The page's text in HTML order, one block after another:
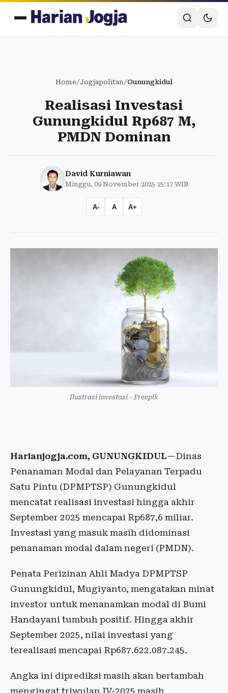
Home/Jogjapolitan/Gunungkidul
Realisasi Investasi
Gunungkidul Rp687 M,
PMDN Dominan
David Kurniawan
Minggu, 09 November 2025 15:17 WIB
A- A A+
Ilustrasi investasi - Freepik
Harianjogja.com, GUNUNGKIDUL—Dinas
Penanaman Modal dan Pelayanan Terpadu
Satu Pintu (DPMPTSP) Gunungkidul
mencatat realisasi investasi hingga akhir
September 2025 mencapai Rp687,6 miliar.
Investasi yang masuk masih didominasi
penanaman modal dalam negeri (PMDN).
Penata Perizinan Ahli Madya DPMPTSP
Gunungkidul, Mugiyanto, mengatakan minat
investor untuk menanamkan modal di Bumi
Handayani tumbuh positif. Hingga akhir
September 2025, nilai investasi yang
terealisasi mencapai Rp687.622.087.245.
Angka ini diprediksi masih akan bertambah